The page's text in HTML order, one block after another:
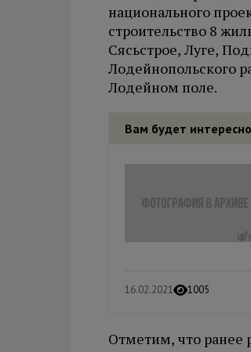
национального
строительство 8
Сясьстрое, Луге,
Лодейнопольского
Лодейном поле.
Вам будет интересно
16.02.2021 1005
Отметим, что ранее